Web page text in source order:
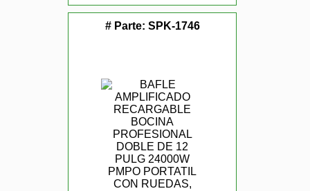
# Parte: SPK-1746